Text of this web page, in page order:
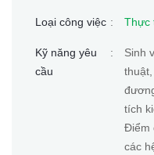
Loại công việc : Thực
Kỹ năng yêu
cầu
:
Sinh
tích
Điểm
các